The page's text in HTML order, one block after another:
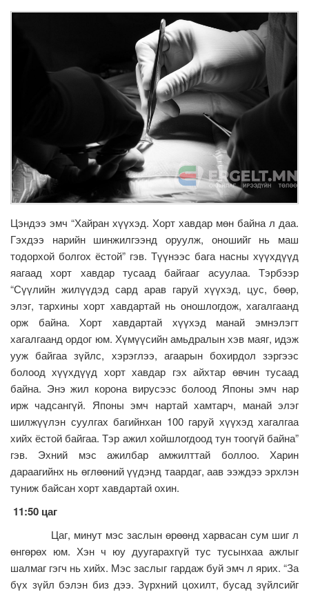
Цэндээ эмч “Хайран хүүхэд. Хорт хавдар мөн байна л даа.
Гэхдээ нарийн шинжилгээнд оруулж, оношийг нь маш
тодорхой болгох ёстой” гэв. Түүнээс бага насны хүүхдүүд
яагаад хорт хавдар тусаад байгааг асуулаа. Тэрбээр
“Сүүлийн жилүүдэд сард арав гаруй хүүхэд, цус, бөөр,
элэг, тархины хорт хавдартай нь оношлогдож, хагалгаанд
орж байна. Хорт хавдартай хүүхэд манай эмнэлэгт
хагалгаанд ордог юм. Хүмүүсийн амьдралын хэв маяг, идэж
ууж байгаа зүйлс, хэрэглээ, агаарын бохирдол зэргээс
болоод хүүхдүүд хорт хавдар гэх айхтар өвчин тусаад
байна. Энэ жил корона вирусээс болоод Японы эмч нар
ирж чадсангүй. Японы эмч нартай хамтарч, манай элэг
шилжүүлэн суулгах багийнхан 100 гаруй хүүхэд хагалгаа
хийх ёстой байгаа. Тэр ажил хойшлогдоод тун тоогүй байна”
гэв. Эхний мэс ажилбар амжилттай боллоо. Харин
дараагийнх нь өглөөний үүдэнд таардаг, аав ээждээ эрхлэн
туниж байсан хорт хавдартай охин.
11:50 цаг
Цаг, минут мэс заслын өрөөнд харвасан сум шиг л
өнгөрөх юм. Хэн ч юу дуугарахгүй тус тусынхаа ажлыг
шалмаг гэгч нь хийх. Мэс заслыг гардаж буй эмч л ярих. “За
бүх зүйл бэлэн биз дээ. Зүрхний цохилт, бусад зүйлсийг